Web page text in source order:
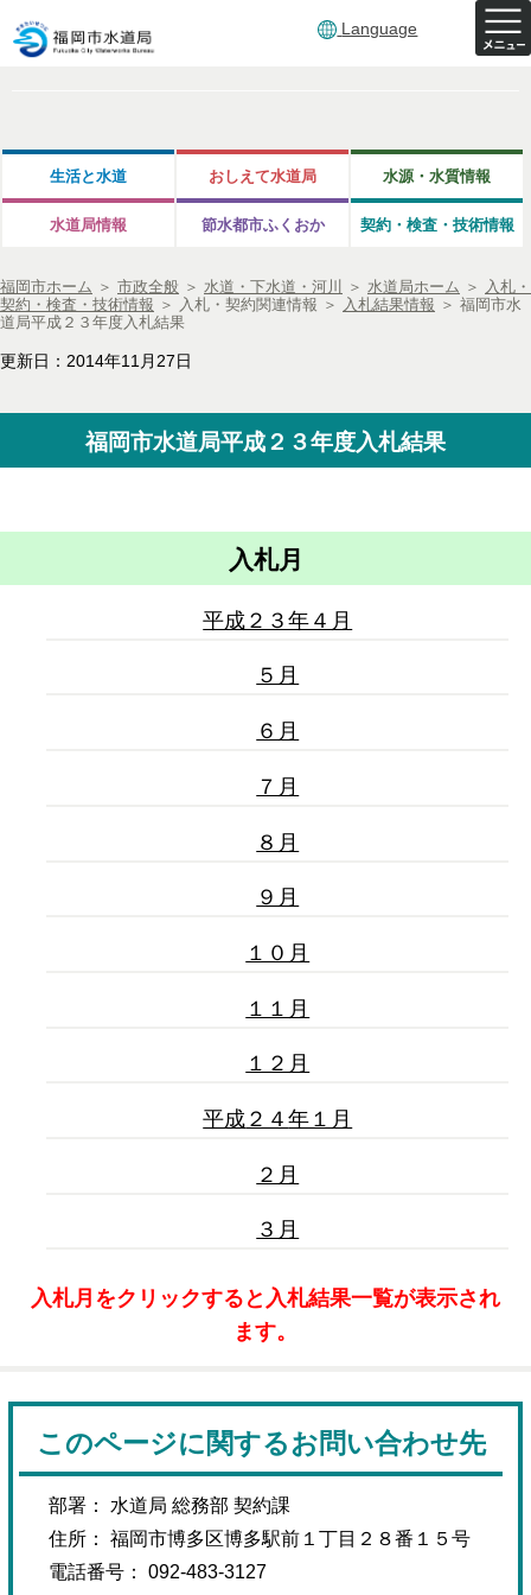
Language
生活と水道 おしえて水道局 水源・水質情報
水道局情報 節水都市ふくおか 契約・検査・技術情報
福岡市ホーム ＞ 市政全般 ＞ 水道・下水道・河川 ＞ 水道局ホーム ＞ 入札・
契約・検査・技術情報 ＞ 入札・契約関連情報 ＞ 入札結果情報 ＞ 福岡市水
道局平成２３年度入札結果
更新日：2014年11月27日
福岡市水道局平成２３年度入札結果
入札月
平成２３年４月
５月
６月
７月
８月
９月
１０月
１１月
１２月
平成 ２４年１月
２月
３月
入札月をクリックすると入札結果一覧が表示され
ます。
このページに関するお問い合わせ先
部署： 水道局 総務部 契約課
住所： 福岡市博多区博多駅前１丁目２８番１５号
電話番号： 092-483-3127